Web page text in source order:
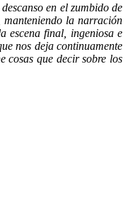
en el zumbido de
manteniendo la narración
escena final, ingeniosa e
nos deja continuamente
cosas que decir sobre los